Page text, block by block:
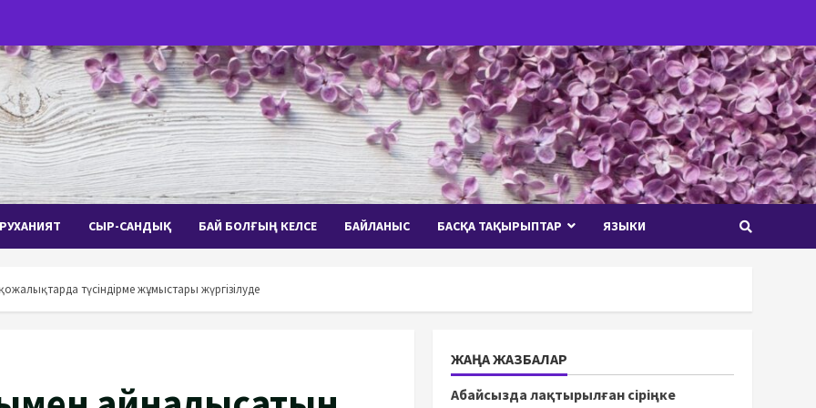
РУХАНИЯТ СЫР-САНДЫҚ БАЙ БОЛҒЫҢ КЕЛСЕ БАЙЛАНЫС БАСҚА ТАҚЫРЫПТАР ЯЗЫКИ
түсіндірме жұмыстары жүргізілуде
ЖАҢА ЖАЗБАЛАР
Абайсызда лақтырылған сіріңке